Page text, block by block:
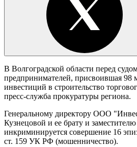
В Волгоградской области перед
предпринимателей, присвоившая 98
инвестиций в строительство
пресс-служба прокуратуры региона.
Генеральному директору ООО
Кузнецовой и ее брату и
инкриминируется совершение 16
ст. 159 УК РФ (мошенничество).